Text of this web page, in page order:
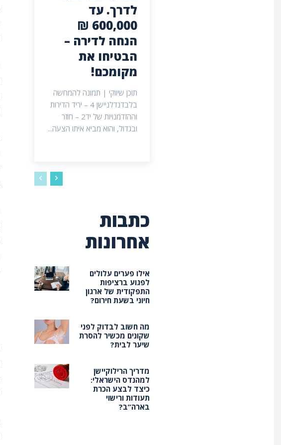
לדרך. עד
600,000 ₪
הנחה לדירה –
הבטיחו את
מקומכם!
תוכן שיווקי | תמונה להמחשה
בלבדנדלניישן 4 – יריד הדירות
וההזדמנויות של יד2 – חוזר
ובגדול, והוא מביא איתו הצעה...
כתבות
אחרונות
אילו פערים עלולים
לפגוע ברציפות
התפקודית של ארגון
חיוני בשעת חירום?
מה חשוב לבדוק לפני
שקונים מכשיר להסרת
שיער לבית?
מדריך הרילוקיישן
למהנדס הישראלי:
כיצד לבצע הכרת
תעודות ורישוי
בארה”ב?